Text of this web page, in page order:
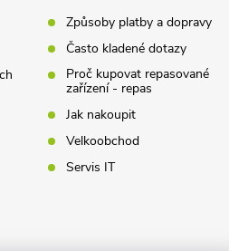
Způsoby platby a dopravy
Často kladené dotazy
Proč kupovat repasované
zařízení - repas
Jak nakoupit
Velkoobchod
Servis IT